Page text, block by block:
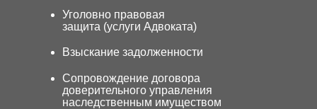
Уголовно правовая
защита (услуги Адвоката)
Взыскание задолженности
Сопровождение договора
доверительного управления
наследственным имуществом